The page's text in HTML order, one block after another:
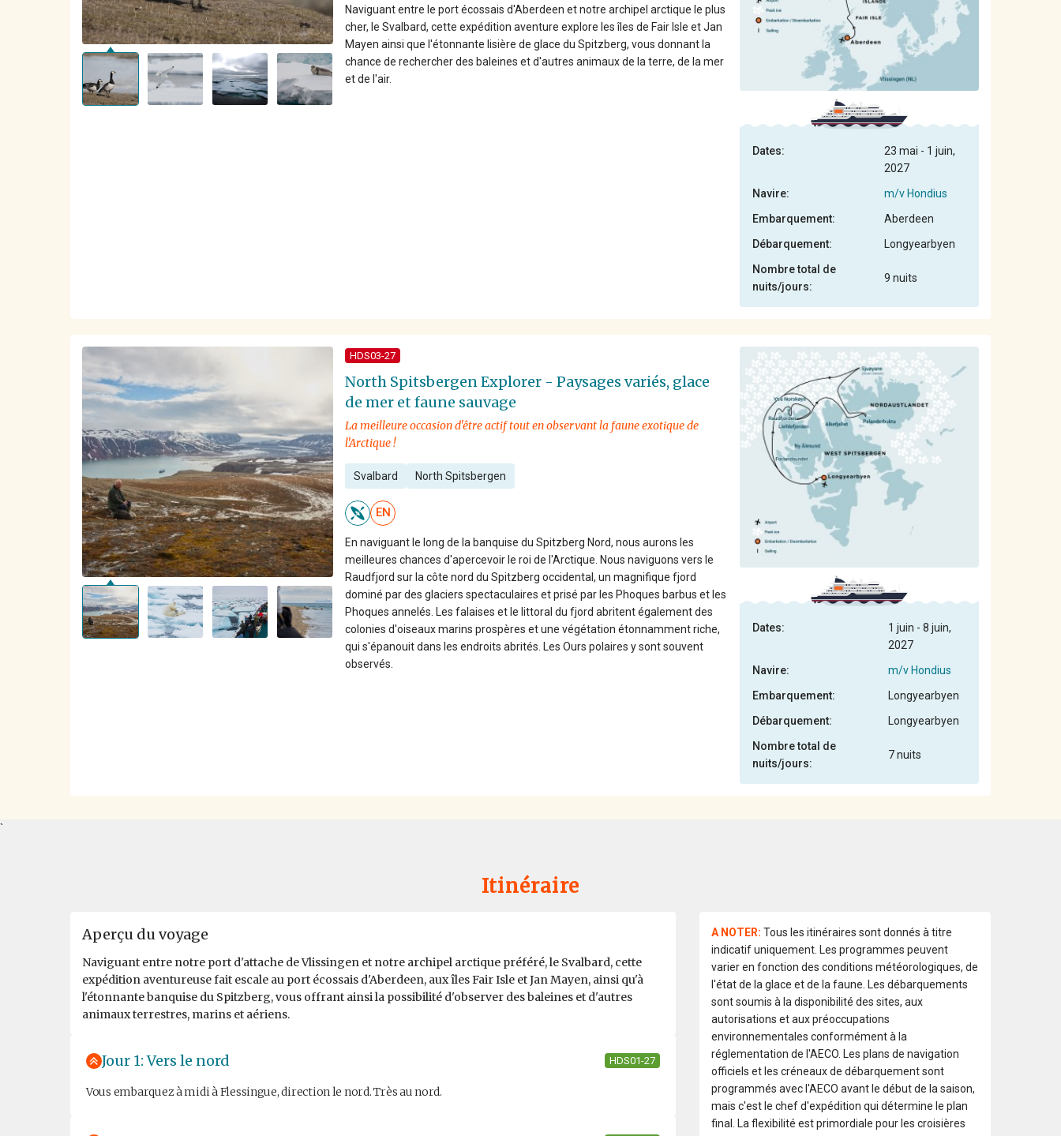
Naviguant entre le port écossais d'Aberdeen et notre archipel arctique le plus
cher, le Svalbard, cette expédition aventure explore les îles de Fair Isle et Jan
Mayen ainsi que l'étonnante lisière de glace du Spitzberg, vous donnant la
chance de rechercher des baleines et d'autres animaux de la terre, de la mer
et de l'air.
Dates:
23 mai - 1 juin,
2027
Navire:
m/v Hondius
Embarquement:
Aberdeen
Débarquement:
Longyearbyen
Nombre total de
nuits/jours:
9 nuits
HDS03-27
North Spitsbergen Explorer - Paysages variés, glace
de mer et faune sauvage
La meilleure occasion d'être actif tout en observant la faune exotique de
l'Arctique !
Svalbard North Spitsbergen
EN
En naviguant le long de la banquise du Spitzberg Nord, nous aurons les
meilleures chances d'apercevoir le roi de l'Arctique. Nous naviguons vers le
Raudfjord sur la côte nord du Spitzberg occidental, un magnifique fjord
dominé par des glaciers spectaculaires et prisé par les Phoques barbus et les
Phoques annelés. Les falaises et le littoral du fjord abritent également des
colonies d'oiseaux marins prospères et une végétation étonnamment riche,
qui s'épanouit dans les endroits abrités. Les Ours polaires y sont souvent
observés.
Dates:
1 juin - 8 juin,
2027
Navire:
m/v Hondius
Embarquement:
Longyearbyen
Débarquement:
Longyearbyen
Nombre total de
nuits/jours:
7 nuits
`
Itinéraire
Aperçu du voyage
Naviguant entre notre port d'attache de Vlissingen et notre archipel arctique préféré, le Svalbard, cette
expédition aventureuse fait escale au port écossais d'Aberdeen, aux îles Fair Isle et Jan Mayen, ainsi qu'à
l'étonnante banquise du Spitzberg, vous offrant ainsi la possibilité d'observer des baleines et d'autres
animaux terrestres, marins et aériens.
Jour 1: Vers le nord HDS01-27
Vous embarquez à midi à Flessingue, direction le nord. Très au nord.
A NOTER: Tous les itinéraires sont donnés à titre
indicatif uniquement. Les programmes peuvent
varier en fonction des conditions météorologiques, de
l'état de la glace et de la faune. Les débarquements
sont soumis à la disponibilité des sites, aux
autorisations et aux préoccupations
environnementales conformément à la
réglementation de l'AECO. Les plans de navigation
officiels et les créneaux de débarquement sont
programmés avec l'AECO avant le début de la saison,
mais c'est le chef d'expédition qui détermine le plan
final. La flexibilité est primordiale pour les croisières